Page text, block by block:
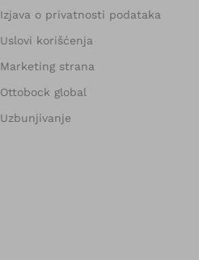
Izjava o privatnosti podataka
Uslovi korišćenja
Marketing strana
Ottobock global
Uzbunjivanje